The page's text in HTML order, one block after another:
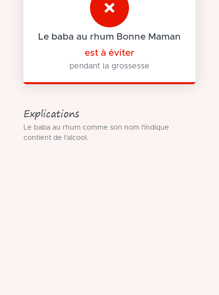
Le baba au rhum Bonne Maman
est à éviter
pendant la grossesse
Explications
Le baba au rhum comme son nom l'indique
contient de l'alcool.